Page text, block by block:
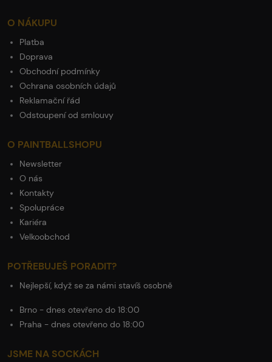
O NÁKUPU
Platba
Doprava
Obchodní podmínky
Ochrana osobních údajů
Reklamační řád
Odstoupení od smlouvy
O PAINTBALLSHOPU
Newsletter
O nás
Kontakty
Spolupráce
Kariéra
Velkoobchod
POTŘEBUJEŠ PORADIT?
Nejlepší, když se za námi stavíš osobně
Brno - dnes otevřeno do 18:00
Praha - dnes otevřeno do 18:00
JSME NA SOCKÁCH